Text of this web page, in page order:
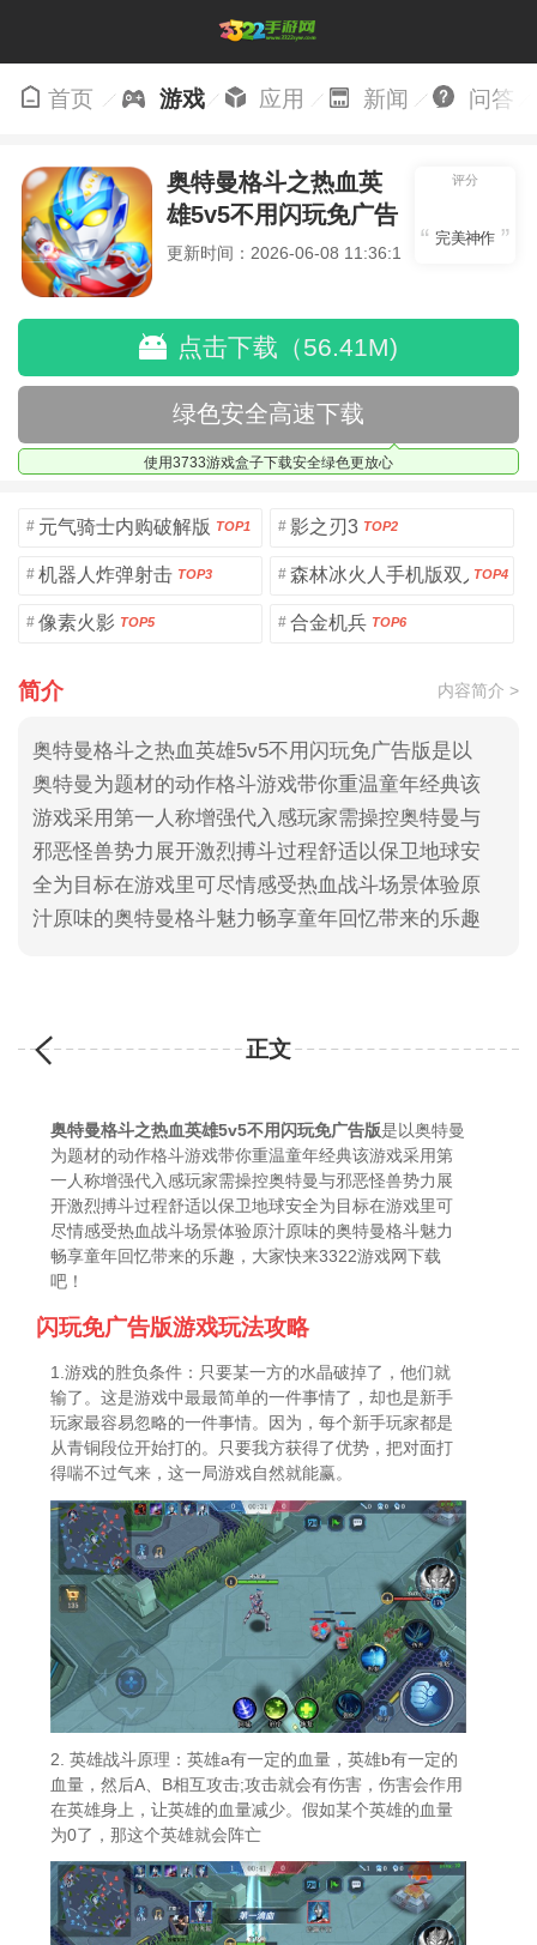
首页 游戏 应用 新闻 问答
奥特曼格斗之热血英
雄5v5不用闪玩免广告
版
v1.7.1
更新时间：2026-06-08 11:36:16
评分
完美神作
点击下载（56.41M)
绿色安全高速下载
使用3733游戏盒子下载安全绿色更放心
# 元气骑士内购破解版 TOP1 # 影之刃3 TOP2
# 机器人炸弹射击 TOP3 # 森林冰火人手机版双人版
TOP4
# 像素火影 TOP5 # 合金机兵 TOP6
简介 内容简介 >
奥特曼格斗之热血英雄5v5不用闪玩免广告版是以
奥特曼为题材的动作格斗游戏带你重温童年经典该
游戏采用第一人称增强代入感玩家需操控奥特曼与
邪恶怪兽势力展开激烈搏斗过程舒适以保卫地球安
全为目标在游戏里可尽情感受热血战斗场景体验原
汁原味的奥特曼格斗魅力畅享童年回忆带来的乐趣
正文
奥特曼格斗之热血英雄5v5不用闪玩免广告版是以奥特曼
为题材的动作格斗游戏带你重温童年经典该游戏采用第
一人称增强代入感玩家需操控奥特曼与邪恶怪兽势力展
开激烈搏斗过程舒适以保卫地球安全为目标在游戏里可
尽情感受热血战斗场景体验原汁原味的奥特曼格斗魅力
畅享童年回忆带来的乐趣，大家快来3322游戏网下载
吧！
闪玩免广告版游戏玩法攻略
1.游戏的胜负条件：只要某一方的水晶破掉了，他们就
输了。这是游戏中最最简单的一件事情了，却也是新手
玩家最容易忽略的一件事情。因为，每个新手玩家都是
从青铜段位开始打的。只要我方获得了优势，把对面打
得喘不过气来，这一局游戏自然就能赢。
2. 英雄战斗原理：英雄a有一定的血量，英雄b有一定的
血量，然后A、B相互攻击;攻击就会有伤害，伤害会作用
在英雄身上，让英雄的血量减少。假如某个英雄的血量
为0了，那这个英雄就会阵亡